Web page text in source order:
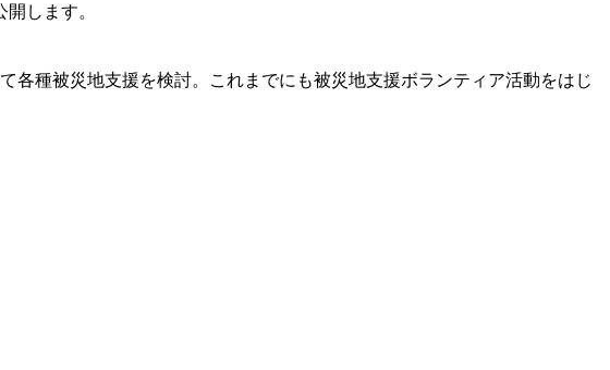
します。
種被災地支援を検討。これまでにも被災地支援ボランティア活動をはじ